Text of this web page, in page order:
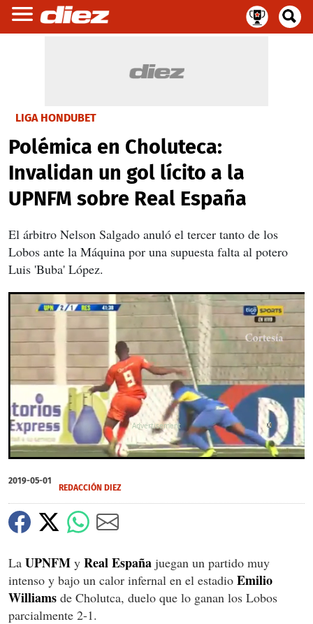
LIGA HONDUBET
Polémica en Choluteca:
Invalidan un gol lícito a la
UPNFM sobre Real España
El árbitro Nelson Salgado anuló el tercer tanto de los
Lobos ante la Máquina por una supuesta falta al potero
Luis 'Buba' López.
of
52
X
2019-05-01
REDACCIÓN DIEZ
La UPNFM y RealEspaña juegan un partido muy
intenso y bajo un calor infernal en el estadio Emilio
Williams de Cholutca, duelo que lo ganan los Lobos
parcialmente 2-1.